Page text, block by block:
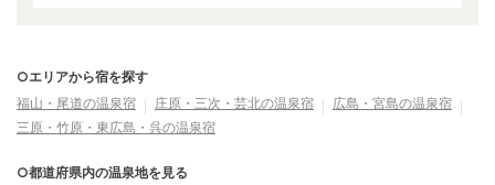
○エリアから宿を探す
福山・尾道の温泉宿
庄原・三次・芸北の温泉宿
広島・宮島の温泉宿
三原・竹原・東広島・呉の温泉宿
○都道府県内の温泉地を見る